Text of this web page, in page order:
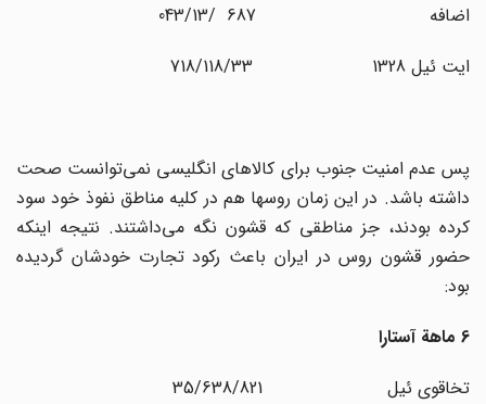
اضافه 687 /043/13
ایت ئیل 1328 718/118/33
پس عدم امنیت جنوب برای کالاهای انگلیسی نمی‌توانست صحت
داشته باشد. در این زمان روسها هم در کلیه مناطق نفوذ خود سود
کرده بودند، جز مناطقی که قشون نگه می‌داشتند. نتیجه اینکه
حضور قشون روس در ایران باعث رکود تجارت خودشان گردیده
بود:
تخاقوی ئیل 35/638/821